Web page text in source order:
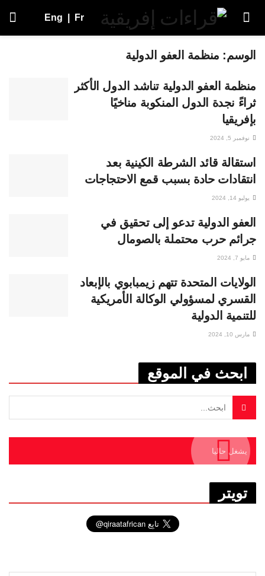
Eng Fr
الوسم: منظمة العفو الدولية
منظمة العفو الدولية تناشد الدول الأكثر
ثراءً نجدة الدول المنكوبة مناخيًا
بإفريقيا
نوفمبر 5, 2024
استقالة قائد الشرطة الكينية بعد
انتقادات حادة بسبب قمع الاحتجاجات
يوليو 14, 2024
العفو الدولية تدعو إلى تحقيق في
جرائم حرب محتملة بالصومال
مايو 7, 2024
الولايات المتحدة تتهم زيمبابوي بالإبعاد
القسري لمسؤولي الوكالة الأمريكية
للتنمية الدولية
مارس 10, 2024
ابحث في الموقع
يشغل حاليا
تويتر